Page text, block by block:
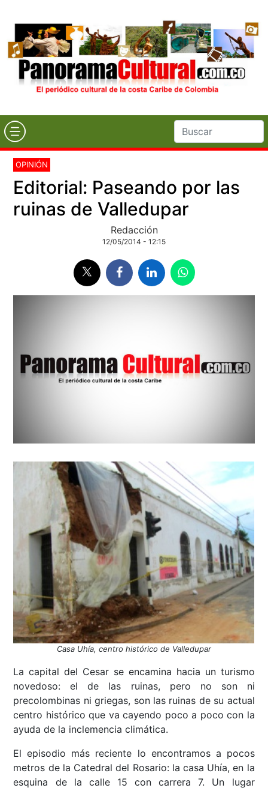
OPINIÓN
Editorial: Paseando por las
ruinas de Valledupar
Redacción
12/05/2014 - 12:15
Casa Uhía, centro histórico de Valledupar
La capital del Cesar se encamina hacia un turismo
novedoso: el de las ruinas, pero no son ni
precolombinas ni griegas, son las ruinas de su actual
centro histórico que va cayendo poco a poco con la
ayuda de la inclemencia climática.
El episodio más reciente lo encontramos a pocos
metros de la Catedral del Rosario: la casa Uhía, en la
esquina de la calle 15 con carrera 7. Un lugar